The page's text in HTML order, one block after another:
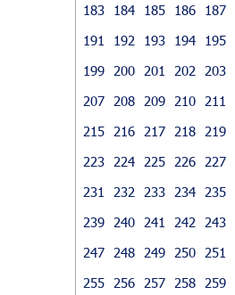
183
184 185 186 187
191
192 193 194 195
199
200 201 202 203
207
208 209 210 211
215
216 217 218 219
223
224 225 226 227
231
232 233 234 235
239
240 241 242 243
247
248 249 250 251
255
256 257 258 259